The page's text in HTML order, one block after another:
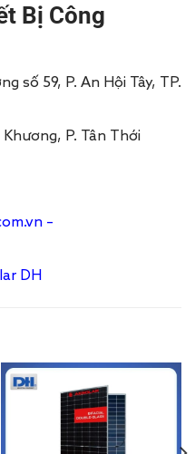
Bị Công
số 59, P. An Hội Tây, TP.
P. Tân Thới
–
DH